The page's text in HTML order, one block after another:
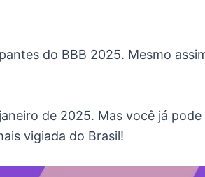
do BBB 2025. Mesmo
de 2025. Mas você já
vigiada do Brasil!